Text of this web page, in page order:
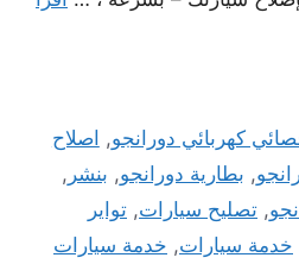
كهربائي دورانجو, اصلاح
, بطارية دورانجو, بنشر ,
, تصليح سيارات, تواير
خدمة سيارات, خدمة سيارات